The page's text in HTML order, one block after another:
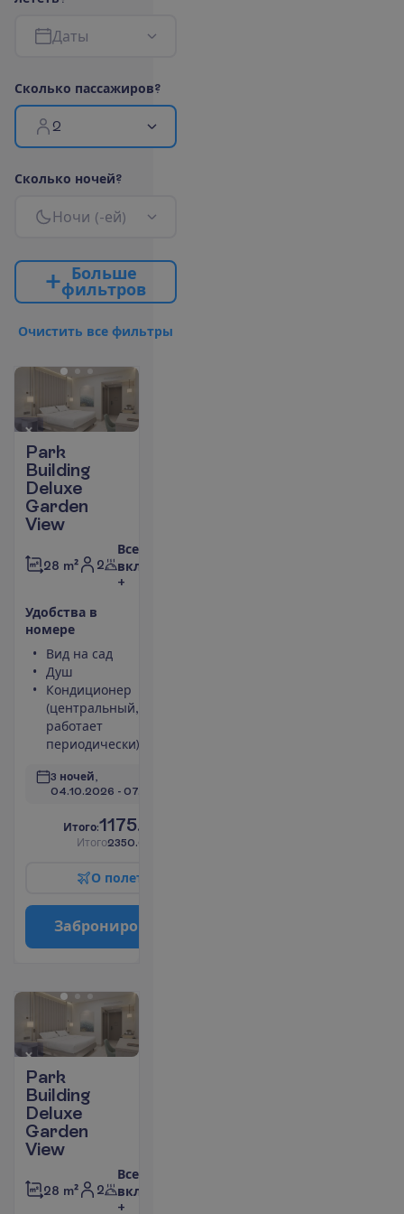
Даты
Сколько пассажиров?
2
Сколько ночей?
Ночи (-ей)
Больше
фильтров
Очистить все фильтры
Park
Building
Deluxe
Garden
View
28 m² 2
Все
включено
+
Удобства в
номере
Вид на сад
Душ
Кондиционер
(центральный,
работает
периодически)
3 ночей,
04.10.2026 - 07.10.2026
И того:1175.00
Итого2350.00
О полет
Заброниро
Park
Building
Deluxe
Garden
View
28 m² 2
Все
включено
+